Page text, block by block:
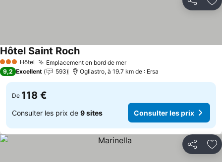
Partager
3 ÉtoilesHôtel Emplacement en bord de mer
Hôtel Saint Roch
9,2 Excellent 593 Ogliastro, à 19.7 km de : Ersa
De 118 €
Consulter les prix de 9 sites Consulter les prix
Partager